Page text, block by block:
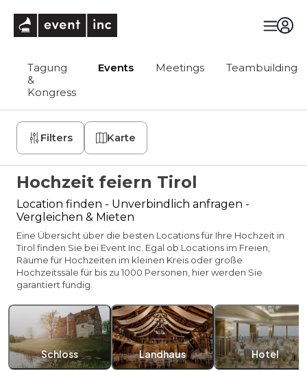
Tagung
&
Kongress
Events Meetings Teambuilding
Filters Karte
Hochzeit feiern Tirol
Location finden - Unverbindlich anfragen -
Vergleichen & Mieten
Eine Übersicht über die besten Locations für Ihre Hochzeit in
Tirol finden Sie bei Event Inc. Egal ob Locations im Freien,
Räume für Hochzeiten im kleinen Kreis oder große
Hochzeitssäle für bis zu 1000 Personen, hier werden Sie
garantiert fündig.
Schloss Landhaus Hotel